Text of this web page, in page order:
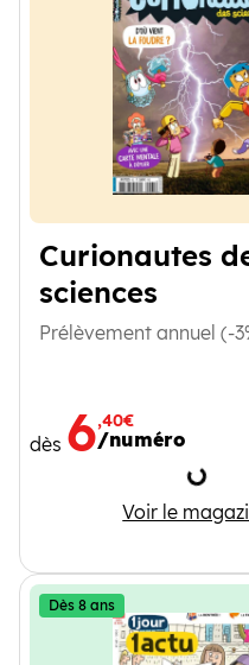
Curionautes
sciences
Prélèvement annuel (-
dès 6,40€
/numéro
Voir le
Dès 8 ans